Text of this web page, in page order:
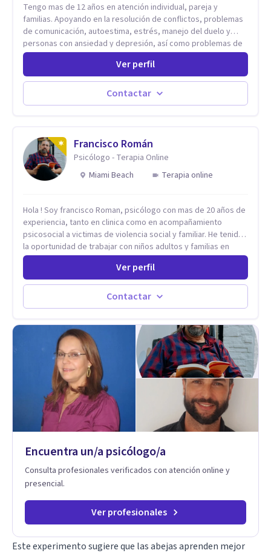
Tengo mas de 12 años en atención individual, pareja y
familias. Apoyando en la resolución de conflictos, problemas
de comunicación, autoestima, estrés, manejo del duelo y
personas con ansiedad y depresión, así como problemas de
conducta y comportamiento. Desarrollo de personas
Estableciendo metas a corto y largo plazo, es vital para la
vida de cada uno tener su propia vision.
Ver perfil
Contactar
Francisco Román
Psicólogo - Terapia Online
Miami Beach
Terapia online
Hola ! Soy francisco Roman, psicólogo con mas de 20 años de
experiencia, tanto en clinica como en acompañamiento
psicosocial a victimas de violencia social y familiar. He tenido
la oportunidad de trabajar con niños adultos y familias en
todos los espacios y esto me ha dado un una variedad de
aprendizajes que ahora pongo a tu disposicion. En la
actualidad puedo atenderte de manera presencial y/o virtual,
de lunes a sabado. el costo de cada sesión lo acordamos en
el primer contacto
Ver perfil
Contactar
Encuentra un/a psicólogo/a
Consulta profesionales verificados con atención online y
presencial.
Ver profesionales
Este experimento sugiere que las abejas aprenden mejor